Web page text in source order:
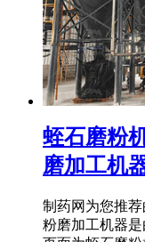
蛭石磨粉
磨加工机
制药网为您推
粉磨加工机器